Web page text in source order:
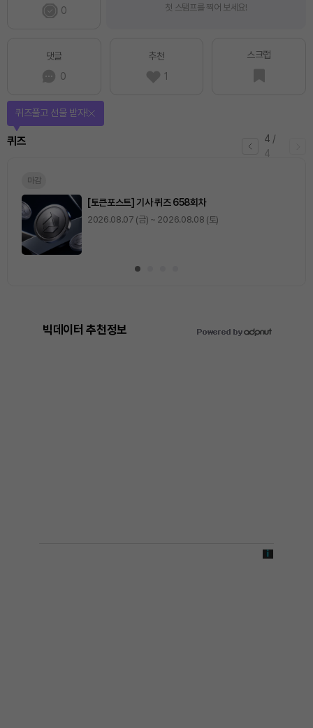
0
첫 스탬프를 찍어 보세요!
댓글
0
추천
1
스크랩
4 /
4
퀴즈
퀴즈풀고 선물 받자!
마감
[토큰포스트] 기사 퀴즈 658회차
2026.08.07 (금) ~ 2026.08.08 (토)
빅데이터 추천정보